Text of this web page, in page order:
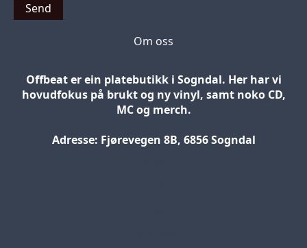
Send
Om oss
Offbeat er ein platebutikk i Sogndal. Her har vi
hovudfokus på brukt og ny vinyl, samt noko CD,
MC og merch.
Adresse: Fjørevegen 8B, 6856 Sogndal